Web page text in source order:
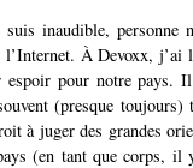
inaudible, personne
À Devoxx, j’ai
espoir pour notre pays.
(presque
à juger des grandes
(en tant que corps, il